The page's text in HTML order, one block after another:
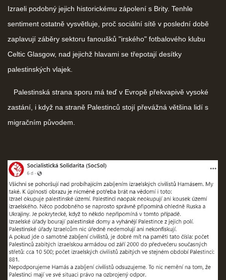
Izraeli podobný jejich historickému zápolení s Brity. Tenhle
sentiment ostatně vysvětluje, proč sociální sítě v poslední době
zaplavují záběry sektoru fanoušků "irského" fotbalového klubu
Celtic Glasgow, nad jejichž hlavami se třepotají desítky
palestinských vlajek.
Palestinská strana sporu má teď v Evropě překvapivě vysoké
zastání, i když na straně Palestinců stojí převážná většina lidí s
migračním původem.